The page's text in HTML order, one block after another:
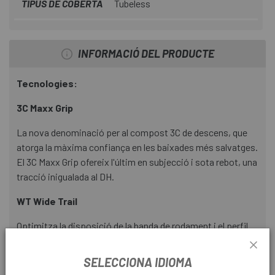
TIPUS DE COBERTA Tubeless
INFORMACIÓ DEL PRODUCTE
Tecnologies:
3C Maxx Grip
La nova denominació per al compost 3C de descens, que
atorga la màxima confiança en les baixades més salvatges.
El 3C Maxx Grip ofereix l'últim en subjecció i sota rebot, una
tracció inigualada al DH.
WT Wide Trail
Optimitza la disposició de la banda de rodament i el perfil
pneumàtics WT estan optimitzats per a una amplada de
llanta interior de 35 mm, però s'ha comprovat que
SELECCIONA IDIOMA